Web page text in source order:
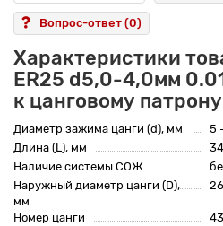
Вопрос-ответ (0)
Характеристики
ER25 d5,0-4,0мм
к цанговому патрону
Диаметр зажима цанги (d), мм
5
Длина (L), мм
34
Наличие системы СОЖ
Наружный диаметр цанги (D),
мм
26
Номер цанги